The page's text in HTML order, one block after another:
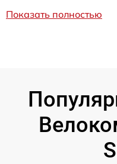
Показать полностью